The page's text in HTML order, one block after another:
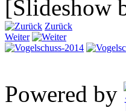
[Slideshow
Zurück
Weiter
Powered by